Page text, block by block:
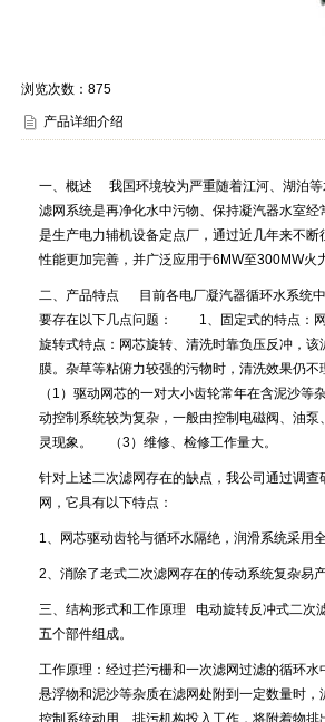
浏览次数： 875
产品详细介绍
一、概述 我国环境较为严重随着江河、湖泊等
滤网系统是再净化水中污物、保持凝汽器水室
是生产电力辅机设备定点厂，通过近几年来不
性能更加完善，并广泛应用于6MW至300MW火
二、产品特点 目前各电厂凝汽器循环水系统中
要存在以下几点问题： 1、固定式的特点：
旋转式特点：网芯旋转、清洗时靠负压反冲，
膜。杂草等粘俯力较强的污物时，清洗效果仍
（1）驱动网芯的一对大小齿轮常年在含泥沙
动控制系统较为复杂，一般由控制电磁阀、油
灵现象。 （3）维修、检修工作量大。
针对上述二次滤网存在的缺点，我公司通过调
网，它具有以下特点：
1、网芯驱动齿轮与循环水隔绝，润滑系统采用
2、消除了老式二次滤网存在的传动系统复杂
三、结构形式和工作原理 电动旋转反冲式二
五个部件组成。
工作原理：经过拦污栅和一次滤网过滤的循环
悬浮物和泥沙等杂质在滤网处附到一定数量时
控制系统动用、排污机构投入工作，将附着物